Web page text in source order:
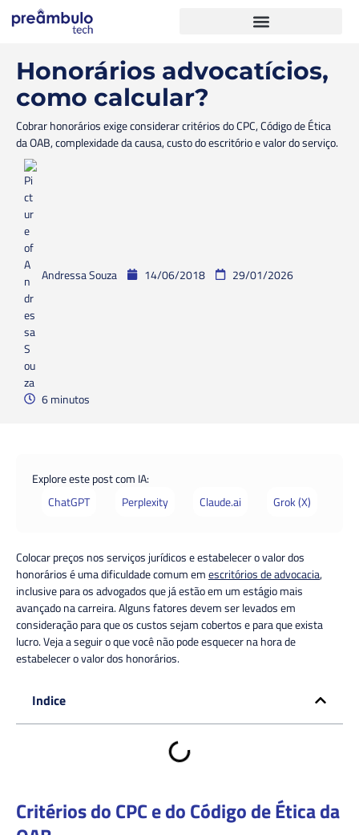
Honorários advocatícios,
como calcular?
Cobrar honorários exige considerar critérios do CPC, Código de Ética
da OAB, complexidade da causa, custo do escritório e valor do serviço.
Andressa Souza 14/06/2018 29/01/2026
6 minutos
Explore este post com IA:
ChatGPT
Perplexity Claude.ai Grok (X)
Colocar preços nos serviços jurídicos e estabelecer o valor dos
honorários é uma dificuldade comum emescritórios de advocacia,
inclusive para os advogados que já estão em um estágio mais
avançado na carreira. Alguns fatores devem ser levados em
consideração para que os custos sejam cobertos e para que exista
lucro. Veja a seguir o que você não pode esquecer na hora de
estabelecer o valor dos honorários.
Indice
Critérios do CPC e do Código de Ética da